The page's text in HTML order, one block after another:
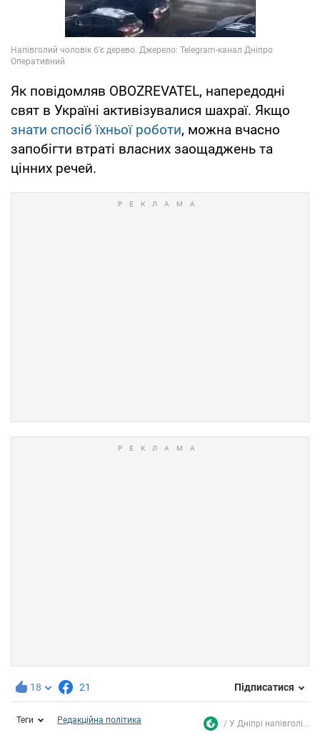
Як повідомляв OBOZREVATEL, напередодні
свят в Україні активізувалися шахраї. Якщо
знати спосіб їхньої роботи, можна вчасно
запобігти втраті власних заощаджень та
цінних речей.
18 21 Підписатися
Теги Редакційна політика У Дніпрі напівголі...